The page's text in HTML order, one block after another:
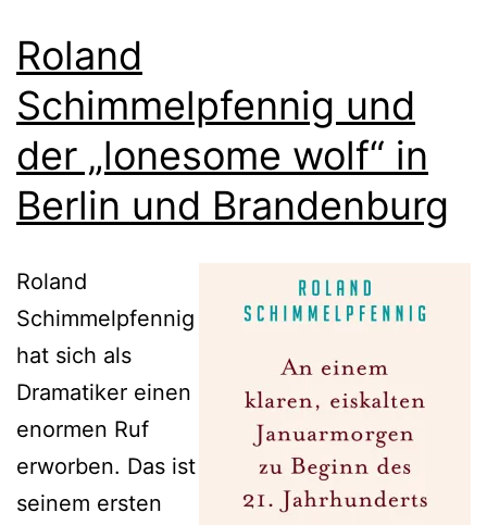
Roland
Schimmelpfennig und
der „lonesome wolf“ in
Berlin und Brandenburg
Roland
Schimmelpfennig
hat sich als
Dramatiker einen
enormen Ruf
erworben. Das ist
seinem ersten